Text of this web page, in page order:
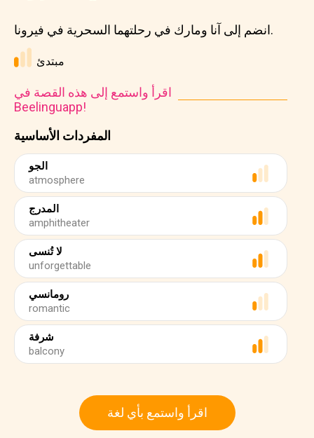
المفردات الأساسية
الجو
atmosphere
المدرج
amphitheater
لا تُنسى
unforgettable
رومانسي
romantic
شرفة
balcony
انضم إلى آنا ومارك في رحلتهما السحرية في فيرونا.
مبتدئ
اقرأ واستمع إلى هذه القصة في
Beelinguapp!
اقرأ واستمع بأي لغة